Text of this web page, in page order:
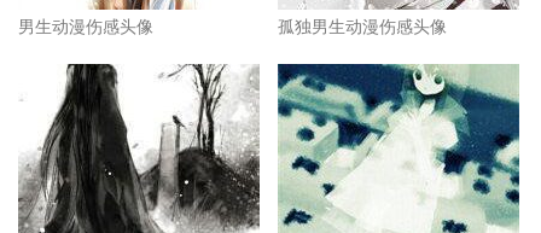
男生动漫伤感头像 孤独男生动漫伤感头像